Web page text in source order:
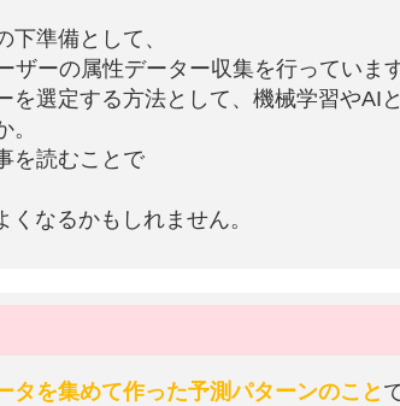
準備として、
ーの属性データー収集を行っています
選定する方法として、機械学習やAI
を読むことで
なるかもしれません。
タを集めて作った予測パターンのこと